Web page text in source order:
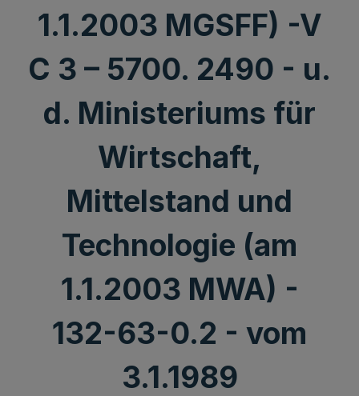
1.1.2003 MGSFF) -V
C 3 – 5700. 2490 - u.
d. Ministeriums für
Wirtschaft,
Mittelstand und
Technologie (am
1.1.2003 MWA) -
132-63-0.2 - vom
3.1.1989